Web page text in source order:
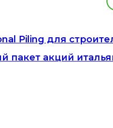
Piling для
пакет акций